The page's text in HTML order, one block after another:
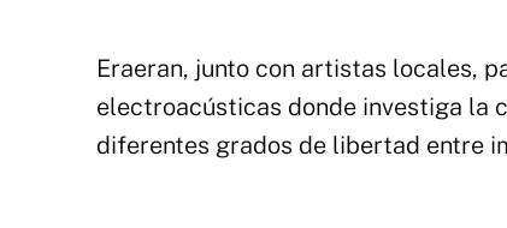
Eraeran, junto con artistas locales,
electroacústicas donde investiga la
diferentes grados de libertad entre